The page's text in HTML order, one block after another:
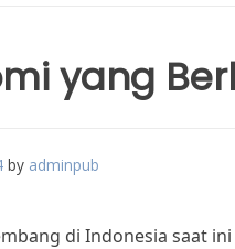
yang
by adminpub
di Indonesia saat